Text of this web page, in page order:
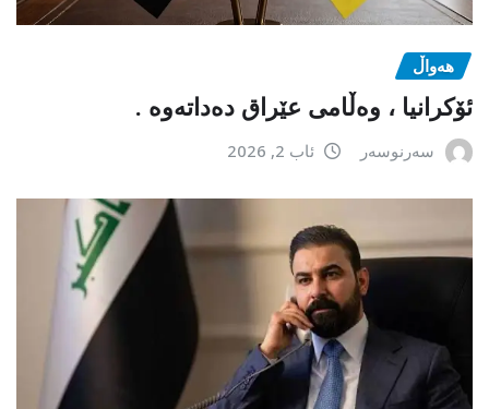
هەواڵ
ئۆکرانیا ، وەڵامی عێراق دەداتەوە .
سەرنوسەر ئاب 2, 2026